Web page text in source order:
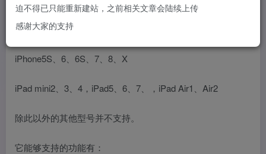
想要使用这款工具也有一些限制，它并不是完美的支持所有
的型号，目前能够支持的设备型号有以下的一些：
iPhone5S、6、6S、7、8、X
iPad mini2、3、4，iPad5、6、7、，iPad Air1、Air2
除此以外的其他型号并不支持。
它能够支持的功能有：
迫不得已只能重新建站，之前相关文章会陆续上传
感谢大家的支持